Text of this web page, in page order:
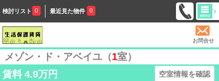
検討リスト 0 最近見た物件 0
お問合せ
メゾン・ド・アベイユ（1室）
賃料 4.9万円 空室情報を確認